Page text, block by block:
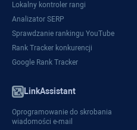
Lokalny kontroler rangi
Analizator SERP
Sprawdzanie rankingu YouTube
Rank Tracker konkurencji
Google Rank Tracker
LinkAssistant
Oprogramowanie do skrobania
wiadomości e-mail